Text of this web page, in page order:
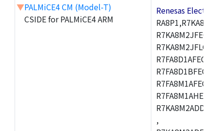
▼PALMiCE4 CM (Model-T)
CSIDE for PALMiCE4 ARM
Renesas
,